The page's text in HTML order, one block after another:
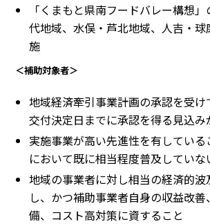
「くまもと県南フードバレー構想
代地域、水俣・芦北地域、人吉・
施
＜補助対象者＞
地域経済牽引事業計画の承認を受
交付決定日までに承認を得る見込み
実施事業が高い先進性を有してい
において既に相当程度普及していな
地域の事業者に対し相当の経済的波
し、かつ補助事業者自身の収益改
備、コスト高対策に資すること